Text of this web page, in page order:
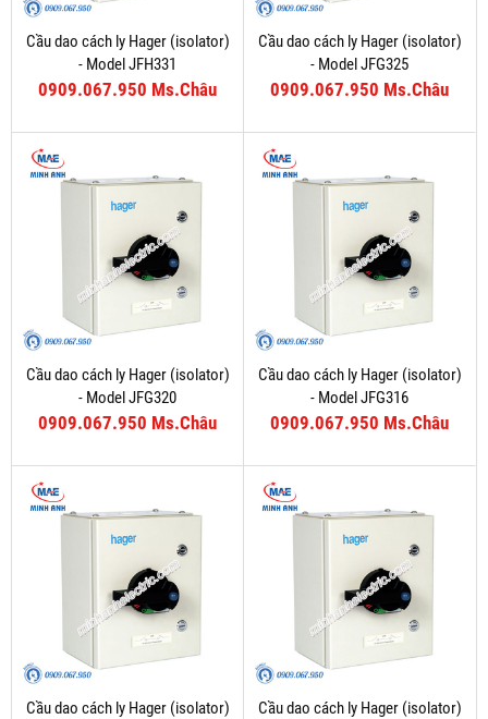
Cầu dao cách ly Hager (isolator)
- Model JFH331
0909.067.950 Ms.Châu
Cầu dao cách ly Hager (isolator)
- Model JFG325
0909.067.950 Ms.Châu
Cầu dao cách ly Hager (isolator)
- Model JFG320
0909.067.950 Ms.Châu
Cầu dao cách ly Hager (isolator)
- Model JFG316
0909.067.950 Ms.Châu
Cầu dao cách ly Hager (isolator)
Cầu dao cách ly Hager (isolator)